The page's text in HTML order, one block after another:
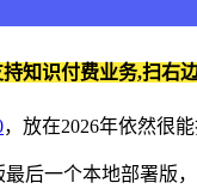
知识付费业务,扫右
，放在2026年依然很
后一个本地部署版